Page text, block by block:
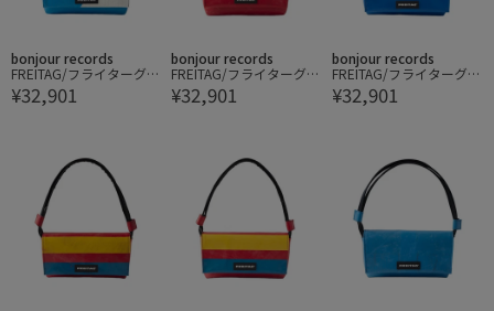
bonjour records
FREITAG/フライターグ L
AURA SHOULDER BAG S
¥32,901
bonjour records
FREITAG/フライターグ L
AURA SHOULDER BAG S
MALL
¥32,901
bonjour records
FREITAG/フライターグ L
AURA SHOULDER BAG S
MALL
¥32,901